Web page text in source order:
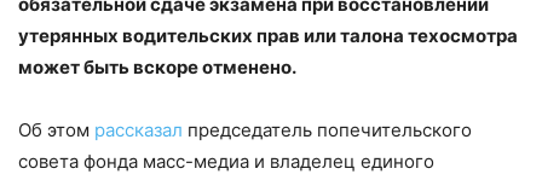
утерянных водительских прав или талона техосмотра
может быть вскоре отменено.
Об этом рассказал председатель попечительского
совета фонда масс-медиа и владелец единого